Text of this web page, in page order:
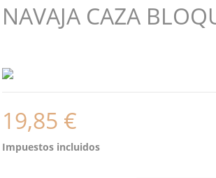
NAVAJA CAZA
19,85 €
Impuestos incluidos